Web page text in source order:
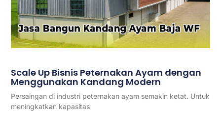
Scale Up Bisnis Peternakan Ayam dengan
Menggunakan Kandang Modern
Persaingan di industri peternakan ayam semakin ketat. Untuk
meningkatkan kapasitas